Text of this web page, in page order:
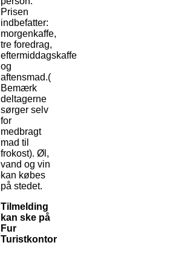
Prisen
indbefatter:
morgenkaffe,
tre foredrag,
eftermiddagskaffe
og
aftensmad.(
Bemærk
deltagerne
sørger selv
for
medbragt
mad til
frokost). Øl,
vand og vin
kan købes
på stedet.
Tilmelding
kan ske på
Fur
Turistkontor